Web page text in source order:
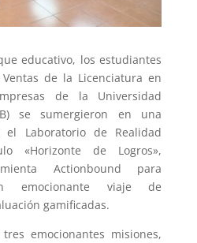
educativo, los estudiantes
de la Licenciatura en
de la Universidad
se sumergieron en una
Laboratorio de Realidad
«Horizonte de Logros»,
Actionbound para
emocionante viaje de
gamificadas.
emocionantes misiones,